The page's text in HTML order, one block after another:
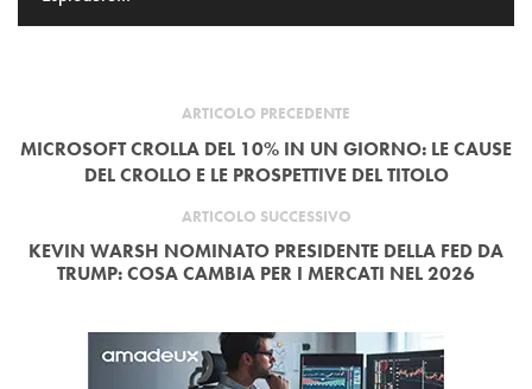
ARTICOLO PRECEDENTE
MICROSOFT CROLLA DEL 10% IN UN GIORNO: LE CAUSE
DEL CROLLO E LE PROSPETTIVE DEL TITOLO
ARTICOLO SUCCESSIVO
KEVIN WARSH NOMINATO PRESIDENTE DELLA FED DA
TRUMP: COSA CAMBIA PER I MERCATI NEL 2026